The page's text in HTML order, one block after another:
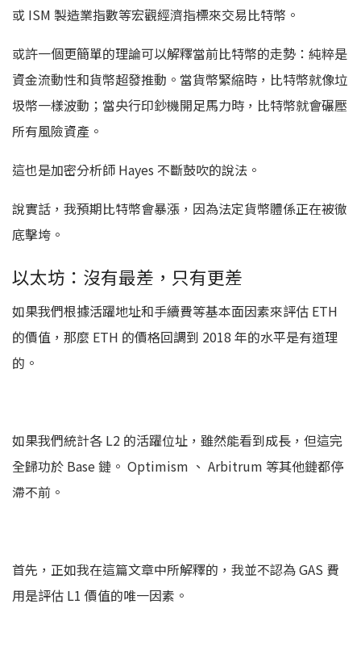
或 ISM 製造業指數等宏觀經濟指標來交易比特幣。
或許一個更簡單的理論可以解釋當前比特幣的走勢：純粹是
資金流動性和貨幣超發推動。當貨幣緊縮時，比特幣就像垃
圾幣一樣波動；當央行印鈔機開足馬力時，比特幣就會碾壓
所有風險資產。
這也是加密分析師 Hayes 不斷鼓吹的說法。
說實話，我預期比特幣會暴漲，因為法定貨幣體係正在被徹
底擊垮。
以太坊：沒有最差，只有更差
如果我們根據活躍地址和手續費等基本面因素來評估 ETH
的價值，那麼 ETH 的價格回調到 2018 年的水平是有道理
的。
如果我們統計各 L2 的活躍位址，雖然能看到成長，但這完
全歸功於 Base 鏈。 Optimism 、 Arbitrum 等其他鏈都停
滯不前。
首先，正如我在這篇文章中所解釋的，我並不認為 GAS 費
用是評估 L1 價值的唯一因素。